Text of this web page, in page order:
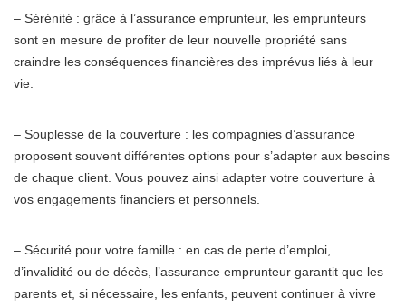
– Sérénité : grâce à l’assurance emprunteur, les emprunteurs
sont en mesure de profiter de leur nouvelle propriété sans
craindre les conséquences financières des imprévus liés à leur
vie.
– Souplesse de la couverture : les compagnies d’assurance
proposent souvent différentes options pour s’adapter aux besoins
de chaque client. Vous pouvez ainsi adapter votre couverture à
vos engagements financiers et personnels.
– Sécurité pour votre famille : en cas de perte d’emploi,
d’invalidité ou de décès, l’assurance emprunteur garantit que les
parents et, si nécessaire, les enfants, peuvent continuer à vivre